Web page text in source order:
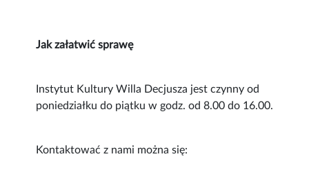
Jak załatwić sprawę
Instytut Kultury Willa Decjusza jest czynny od
poniedziałku do piątku w godz. od 8.00 do 16.00.
Kontaktować z nami można się: